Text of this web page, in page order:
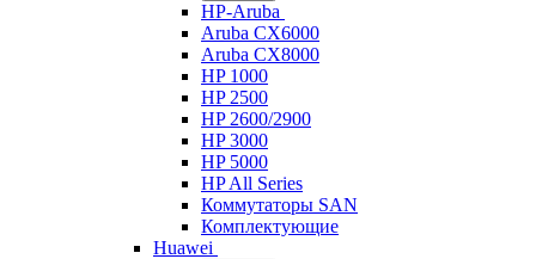
HP-Aruba
Aruba CX6000
Aruba CX8000
HP 1000
HP 2500
HP 2600/2900
HP 3000
HP 5000
HP All Series
Коммутаторы SAN
Комплектующие
Huawei